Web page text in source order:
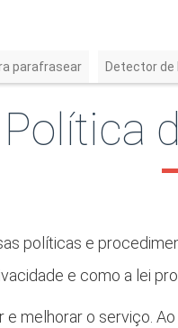
parafrasear Detector de
Política
políticas e
e como a lei
melhorar o serviço.